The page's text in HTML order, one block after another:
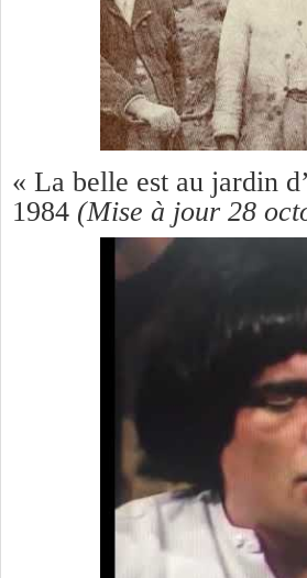
« La belle est au jardin
1984 (Mise à jour 28